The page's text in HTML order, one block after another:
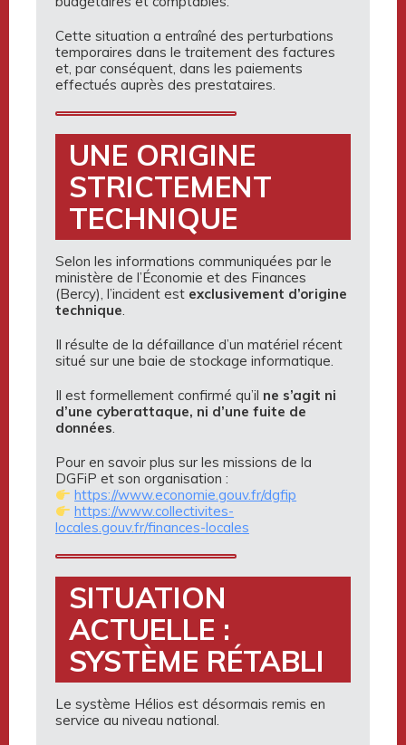
Cette situation a entraîné des perturbations
temporaires dans le traitement des factures
et, par conséquent, dans les paiements
effectués auprès des prestataires.
UNE ORIGINE
STRICTEMENT
TECHNIQUE
Selon les informations communiquées par le
ministère de l’Économie et des Finances
(Bercy), l’incident est exclusivement d’origine
technique.
Il résulte de la défaillance d’un matériel récent
situé sur une baie de stockage informatique.
Il est formellement confirmé qu’il ne s’agit ni
d’une cyberattaque, ni d’une fuite de
données.
Pour en savoir plus sur les missions de la
DGFiP et son organisation :
https://www.economie.gouv.fr/dgfip
https://www.collectivites-
locales.gouv.fr/finances-locales
SITUATION
ACTUELLE :
SYSTÈME RÉTABLI
Le système Hélios est désormais remis en
service au niveau national.